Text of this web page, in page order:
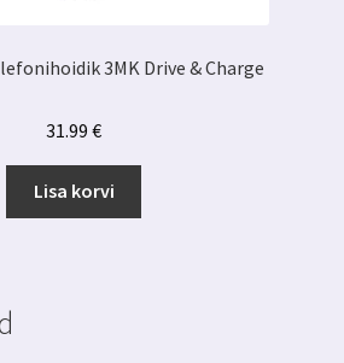
3MK Drive & Charge
31.99 €
Lisa korvi